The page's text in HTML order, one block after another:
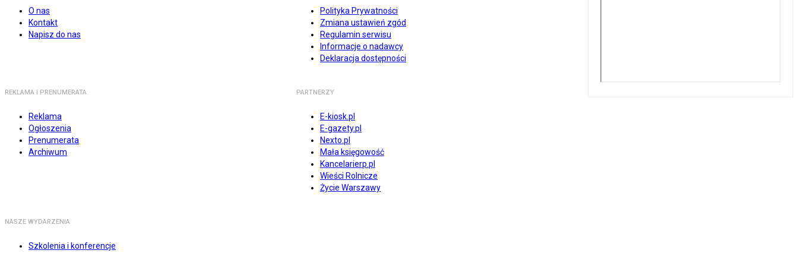
O nas
Kontakt
Napisz do nas
Polityka Prywatności
Zmiana ustawień zgód
Regulamin serwisu
Informacje o nadawcy
Deklaracja dostępności
REKLAMA I PRENUMERATA
Reklama
Ogłoszenia
Prenumerata
Archiwum
PARTNERZY
E-kiosk.pl
E-gazety.pl
Nexto.pl
Mała księgowość
Kancelarierp.pl
Wieści Rolnicze
Życie Warszawy
NASZE WYDARZENIA
Szkolenia i konferencje